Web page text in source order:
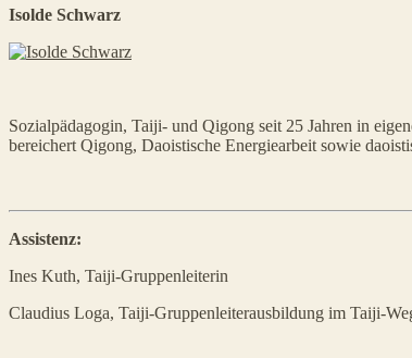
Isolde Schwarz
Sozialpädagogin, Taiji- und Qigong seit 25 Jahren in
bereichert Qigong, Daoistische Energiearbeit sowie
Assistenz:
Ines Kuth, Taiji-Gruppenleiterin
Claudius Loga, Taiji-Gruppenleiterausbildung im Taiji-